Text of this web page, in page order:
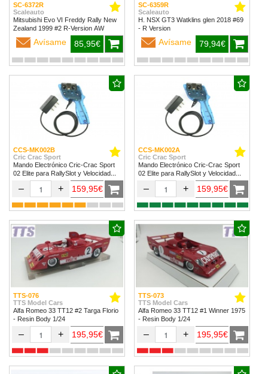
SC-6372R
Scaleauto
Mitsubishi Evo VI Freddy Rally New
Zealand 1999 #2 R-Version AW
Avísame 85,95€
SC-6359R
Scaleauto
H. NSX GT3 Watklins glen 2018 #69
- R Version
Avísame 79,94€
CCS-MK002B
Cric Crac Sport
Mando Electrónico Cric-Crac Sport
02 Elite para RallySlot y Velocidad
1/32 & 1/24.
– + 159,95€
CCS-MK002A
Cric Crac Sport
Mando Electrónico Cric-Crac Sport
02 Elite para RallySlot y Velocidad
1/32 & 1/24
– + 159,95€
TTS-076
TTS Model Cars
Alfa Romeo 33 TT12 #2 Targa Florio
- Resin Body 1/24
– + 195,95€
TTS-073
TTS Model Cars
Alfa Romeo 33 TT12 #1 Winner 1975
- Resin Body 1/24
– + 195,95€